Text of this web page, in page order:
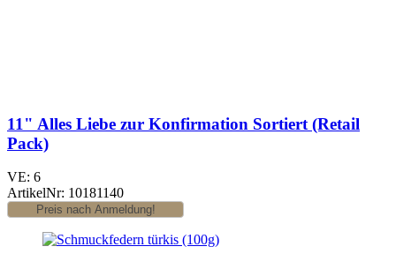
11" Alles Liebe zur Konfirmation Sortiert (Retail
Pack)
VE: 6
ArtikelNr: 10181140